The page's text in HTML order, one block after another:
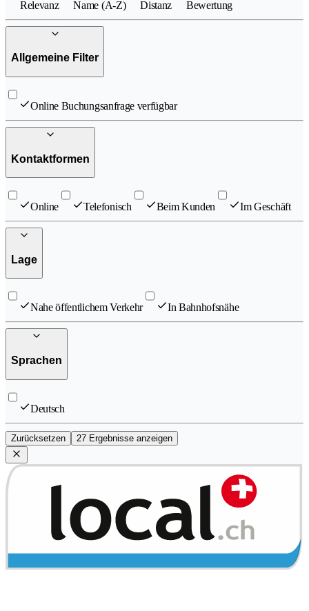
Relevanz Name (A-Z) Distanz Bewertung
Allgemeine Filter
Online Buchungsanfrage verfügbar
Kontaktformen
Online Telefonisch Beim Kunden Im Geschäft
Lage
Nahe öffentlichem Verkehr In Bahnhofsnähe
Sprachen
Deutsch
Zurücksetzen 27 Ergebnisse anzeigen